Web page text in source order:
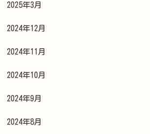
2025年3月
2024年12月
2024年11月
2024年10月
2024年9月
2024年8月